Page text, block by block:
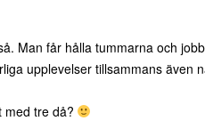
Man får hålla tummarna och
upplevelser tillsammans även
med tre då?